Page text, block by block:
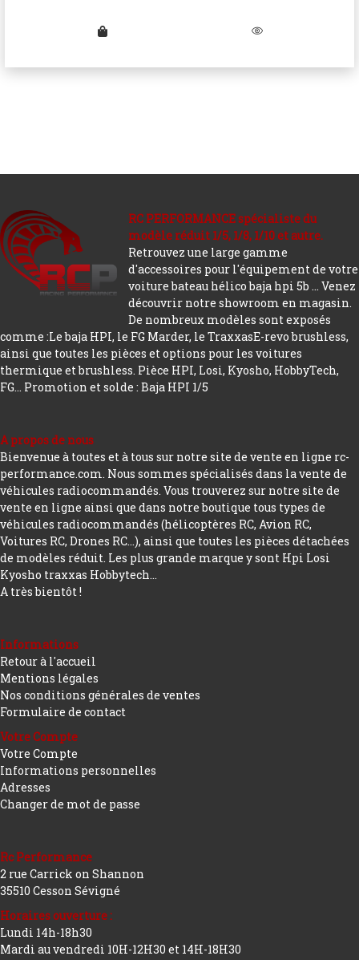
RC PERFORMANCE spécialiste du
modèle réduit 1/5, 1/8, 1/10 et autre.
Retrouvez une large gamme
d'accessoires pour l'équipement de votre
voiture bateau hélico baja hpi 5b ... Venez
découvrir notre showroom en magasin.
De nombreux modèles sont exposés
comme :Le baja HPI, le FG Marder, le TraxxasE-revo brushless,
ainsi que toutes les pièces et options pour les voitures
thermique et brushless. Pièce HPI, Losi, Kyosho, HobbyTech,
FG... Promotion et solde : Baja HPI 1/5
A propos de nous
Bienvenue à toutes et à tous sur notre site de vente en ligne rc-
performance.com. Nous sommes spécialisés dans la vente de
véhicules radiocommandés. Vous trouverez sur notre site de
vente en ligne ainsi que dans notre boutique tous types de
véhicules radiocommandés (hélicoptères RC, Avion RC,
Voitures RC, Drones RC…), ainsi que toutes les pièces détachées
de modèles réduit. Les plus grande marque y sont Hpi Losi
Kyosho traxxas Hobbytech...
A très bientôt !
Informations
Retour à l'accueil
Mentions légales
Nos conditions générales de ventes
Formulaire de contact
Votre Compte
Votre Compte
Informations personnelles
Adresses
Changer de mot de passe
Rc Performance
2 rue Carrick on Shannon
35510 Cesson Sévigné
Horaires ouverture :
Lundi 14h-18h30
Mardi au vendredi 10H-12H30 et 14H-18H30